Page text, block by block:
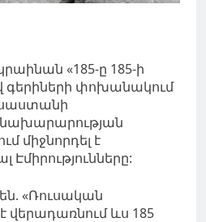
«185-ը 185-ի
փոխանակում
միջնորդել է
«Ռուսական
վերադառնում ևս 185